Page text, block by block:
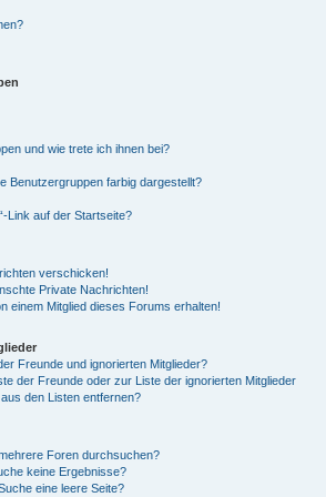
und wie trete ich ihnen bei?
Benutzergruppen farbig dargestellt?
Link auf der Startseite?
verschicken!
Private Nachrichten!
einem Mitglied dieses Forums erhalten!
Freunde und ignorierten Mitglieder?
der Freunde oder zur Liste der ignorierten Mitglieder
den Listen entfernen?
Foren durchsuchen?
keine Ergebnisse?
eine leere Seite?